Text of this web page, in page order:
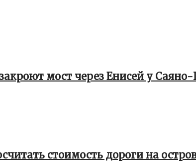
мост через Енисей у
стоимость дороги на